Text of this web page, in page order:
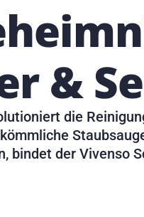
&
die
bindet der Vivenso